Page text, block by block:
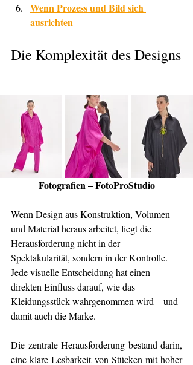
Wenn Prozess und Bild sich
ausrichten
Die Komplexität des Designs
Fotografien – FotoProStudio
Wenn Design aus Konstruktion, Volumen
und Material heraus arbeitet, liegt die
Herausforderung nicht in der
Spektakularität, sondern in der Kontrolle.
Jede visuelle Entscheidung hat einen
direkten Einfluss darauf, wie das
Kleidungsstück wahrgenommen wird – und
damit auch die Marke.
Die zentrale Herausforderung bestand darin,
eine klare Lesbarkeit von Stücken mit hoher